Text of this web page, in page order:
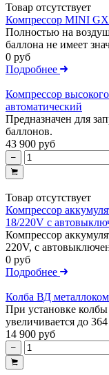
Товар отсутствует
Компрессор MINI
Полностью на
баллона не имеет
0 руб
Подробнее
Компрессор
автоматический
Предназначен для
баллонов.
43 900 руб
Товар отсутствует
Компрессор
18/220V с
Компрессор
220V, с
0 руб
Подробнее
Колба ВД
При установке
увеличивается до
14 900 руб